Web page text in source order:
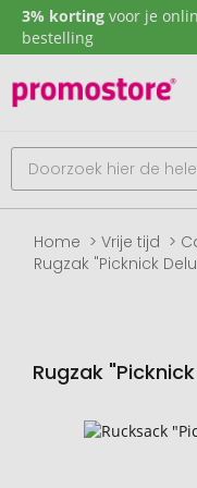
3% korting voor je
bestelling
Home Vrije tijd
Rugzak "Picknick
Rugzak